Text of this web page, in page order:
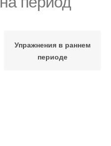
Упражнения в раннем
периоде